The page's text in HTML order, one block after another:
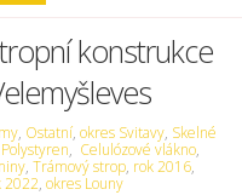
konstrukce
, Ostatní,okres Svitavy, Skelné
Polystyren, Celulózové vlákno,
,Trámový strop, rok 2016,
2022,okres Louny